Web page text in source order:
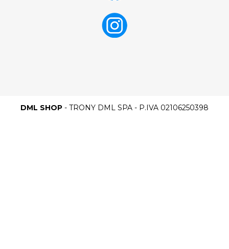
DML SHOP - TRONY DML SPA - P.IVA 02106250398